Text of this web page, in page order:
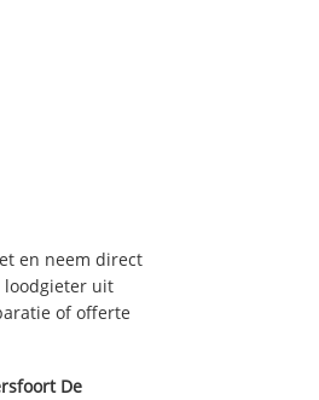
en neem direct
loodgieter uit
of offerte
De